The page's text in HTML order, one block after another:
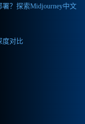
？探索Midjourney中文
度对比